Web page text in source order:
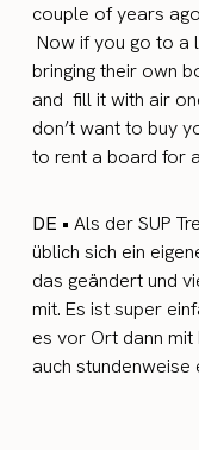
couple of years
Now if you go to a
bringing their own
and fill it with air
don’t want to buy
to rent a board for
DE •Als der SUP
üblich sich ein
das geändert und
mit. Es ist super
es vor Ort dann mit
auch stundenweise